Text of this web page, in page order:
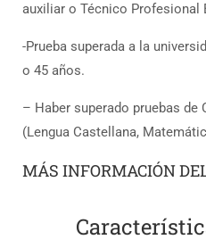
auxiliar o Técnico Profesional
-Prueba superada a la
o 45 años.
– Haber superado pruebas
(Lengua Castellana,
MÁS INFORMACIÓN